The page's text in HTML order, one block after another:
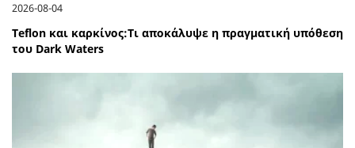
2026-08-04
Teflon και καρκίνος:Τι αποκάλυψε η πραγματική υπόθεση
του Dark Waters